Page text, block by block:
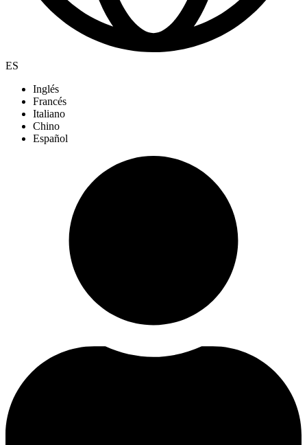
ES
Inglés
Francés
Italiano
Chino
Español